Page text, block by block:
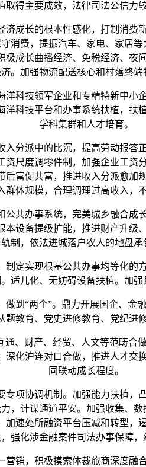
主要成效，法律司法公信力
长的根本性感化，打制消费
消费，提振汽车、家电、家居
成长曲播经济、免税经济、
。加强物流配送核心和村落终
技领军企业和专精特新中小
科技平台和办事系统扶植，
学科集群和人才培育。
派中的比沉，提高劳动报答
尺度调零件制，加强企业工
富促共富，推进收入分派愈
群体规模，合理调理过高收入，
办事系统，完美城乡融合成
设备提级扩能，推进财产升
制，依法进城落户农人的地盘承
实现根基公共办事均等化的
适儿化、无妨碍设备扶植。加
“两个”。鼎力开展国企、金
教育、党史进修教育、党纪进
财产、经贸、人文等范畴合
化沪连对口合做，推进人才
同联动成长程度。
协调机制。加强能力扶植，
，计谋通道平安。加强收集、
速处所融资平台压减和转型
强化涉金融案件司法办事保障
，积极摸索体裁旅商深度融